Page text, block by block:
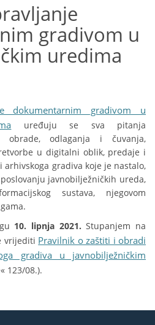
gradivom u
uredima
dokumentarnim gradivom u
uređuju se sva pitanja
obrade, odlaganja i čuvanja,
u digitalni oblik, predaje i
gradiva koje je nastalo,
javnobilježničkih ureda,
sustava, njegovom
10. lipnja 2021.Stupanjem na
vrijediti Pravilnik o zaštiti i obradi
gradiva u javnobilježničkim
123/08.).